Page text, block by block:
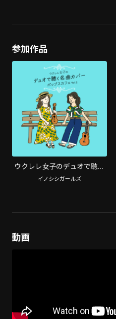
参加作品
ウクレレ女子のデュオで聴く
名曲カバー ポップスカフェ
イノシシガールズ
動画